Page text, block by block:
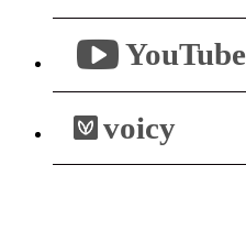
YouTube
voicy